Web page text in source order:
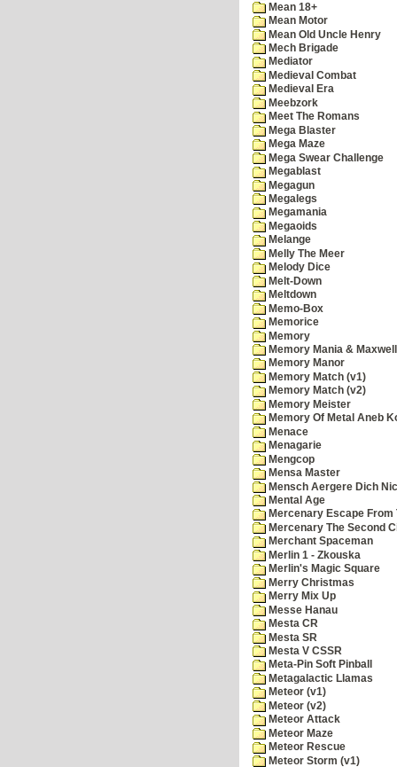
Mean 18+
Mean Motor
Mean Old Uncle Henry
Mech Brigade
Mediator
Medieval Combat
Medieval Era
Meebzork
Meet The Romans
Mega Blaster
Mega Maze
Mega Swear Challenge
Megablast
Megagun
Megalegs
Megamania
Megaoids
Melange
Melly The Meer
Melody Dice
Melt-Down
Meltdown
Memo-Box
Memorice
Memory
Memory Mania &
Memory Manor
Memory Match (v1)
Memory Match (v2)
Memory Meister
Memory Of Metal Aneb
Menace
Menagarie
Mengcop
Mensa Master
Mensch Aergere Dich
Mental Age
Mercenary Escape From
Mercenary The Second
Merchant Spaceman
Merlin 1 - Zkouska
Merlin's Magic Square
Merry Christmas
Merry Mix Up
Messe Hanau
Mesta CR
Mesta SR
Mesta V CSSR
Meta-Pin Soft Pinball
Metagalactic Llamas
Meteor (v1)
Meteor (v2)
Meteor Attack
Meteor Maze
Meteor Rescue
Meteor Storm (v1)